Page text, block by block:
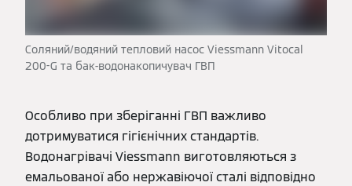
Соляний/водяний тепловий насос Viessmann Vitocal
200-G та бак-водонакопичувач ГВП
Особливо при зберіганні ГВП важливо
дотримуватися гігієнічних стандартів.
Водонагрівачі Viessmann виготовляються з
емальованої або нержавіючої сталі відповідно